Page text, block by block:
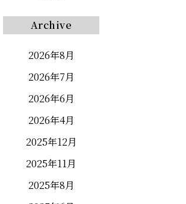
Archive
2026年8月
2026年7月
2026年6月
2026年4月
2025年12月
2025年11月
2025年8月